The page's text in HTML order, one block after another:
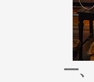
一、